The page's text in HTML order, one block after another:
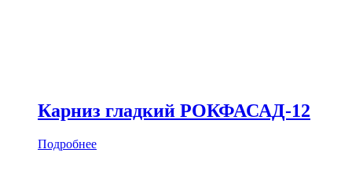
Карниз гладкий РОКФАСАД-12
Подробнее